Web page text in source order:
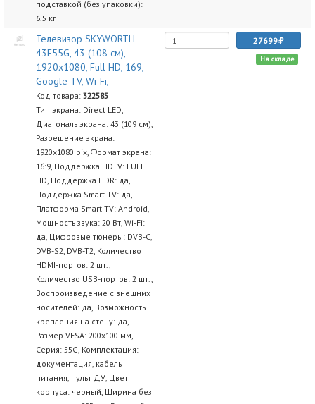
подставкой (без упаковки):
6.5 кг
Телевизор SKYWORTH
43E55G, 43 (108 см),
1920x1080, Full HD, 169,
Google TV, Wi-Fi,
Код товара: 322585
Тип экрана: Direct LED,
Диагональ экрана: 43 (109 см),
Разрешение экрана:
1920х1080 pix, Формат экрана:
16:9, Поддержка HDTV: FULL
HD, Поддержка HDR: да,
Поддержка Smart TV: да,
Платформа Smart TV: Android,
Мощность звука: 20 Вт, Wi-Fi:
да, Цифровые тюнеры: DVB-C,
DVB-S2, DVB-T2, Количество
HDMI-портов: 2 шт.,
Количество USB-портов: 2 шт.,
Воспроизведение с внешних
носителей: да, Возможность
крепления на стену: да,
Размер VESA: 200x100 мм,
Серия: 55G, Комплектация:
документация, кабель
питания, пульт ДУ, Цвет
корпуса: черный, Ширина без
27699
На складе